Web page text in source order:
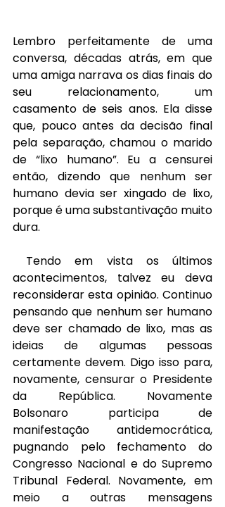
Lembro perfeitamente de uma
conversa, décadas atrás, em que
uma amiga narrava os dias finais do
seu relacionamento, um
casamento de seis anos. Ela disse
que, pouco antes da decisão final
pela separação, chamou o marido
de “lixo humano”. Eu a censurei
então, dizendo que nenhum ser
humano devia ser xingado de lixo,
porque é uma substantivação muito
dura.
Tendo em vista os últimos
acontecimentos, talvez eu deva
reconsiderar esta opinião. Continuo
pensando que nenhum ser humano
deve ser chamado de lixo, mas as
ideias de algumas pessoas
certamente devem. Digo isso para,
novamente, censurar o Presidente
da República. Novamente
Bolsonaro participa de
manifestação antidemocrática,
pugnando pelo fechamento do
Congresso Nacional e do Supremo
Tribunal Federal. Novamente, em
meio a outras mensagens